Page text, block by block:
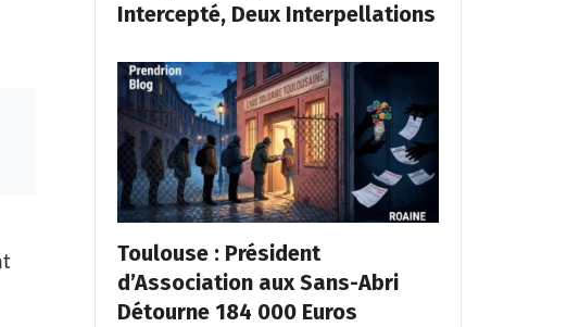
Intercepté, Deux Interpellations
Toulouse : Président
d’Association aux Sans-Abri
Détourne 184 000 Euros